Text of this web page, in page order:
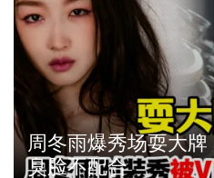
周冬雨爆秀场耍大
臭脸不配合